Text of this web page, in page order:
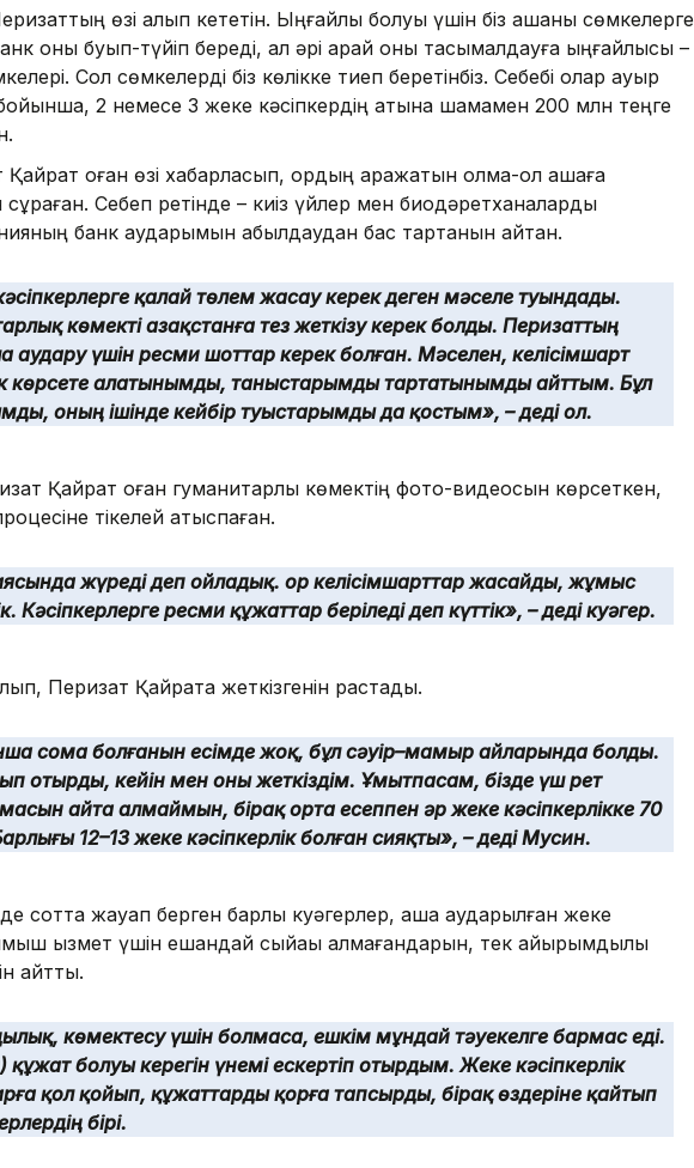
өзі алып кететін. Ыңғайлы болуы үшін біз ақшаны сөмкелерге
оны буып-түйіп береді, ал әрі қарай оны тасымалдауға ыңғайлысы –
Сол сөмкелерді біз көлікке тиеп беретінбіз. Себебі олар ауыр
2 немесе 3 жеке кәсіпкердің атына шамамен 200 млн теңге
оған өзі хабарласып, қордың қаражатын қолма-қол ақшаға
Себеп ретінде – киіз үйлер мен биодәретханаларды
банк аударымын қабылдаудан бас тартқанын айтқан.
қалай төлем жасау керек деген мәселе туындады.
көмекті Қазақстанға тез жеткізу керек болды. Перизаттың
аудару үшін ресми шоттар керек болған. Мәселен, келісімшарт
көрсете алатынымды, таныстарымды тартатынымды айттым. Бұл
оның ішінде кейбір туыстарымды да қостым», – деді ол.
Қайрат оған гуманитарлық көмектің фото-видеосын көрсеткен,
тікелей қатыспаған.
аясында жүреді деп ойладық. Қор келісімшарттар жасайды, жұмыс
ресми құжаттар беріледі деп күттік», – деді куәгер.
Перизат Қайратқа жеткізгенін растады.
сома болғанын есімде жоқ, бұл сәуір–мамыр айларында болды.
отырды, кейін мен оны жеткіздім. Ұмытпасам, бізде үш рет
айта алмаймын, бірақ орта есеппен әр жеке кәсіпкерлікке 70
12–13 жеке кәсіпкерлік болған сияқты», – деді Мусин.
сотта жауап берген барлық куәгерлер, ақша аударылған жеке
қызмет үшін ешқандай сыйақы алмағандарын, тек қайырымдылық
айтты.
көмектесу үшін болмаса, ешкім мұндай тәуекелге бармас еді.
болуы керегін үнемі ескертіп отырдым. Жеке кәсіпкерлік
қол қойып, құжаттарды қорға тапсырды, бірақ өздеріне қайтып
бірі.